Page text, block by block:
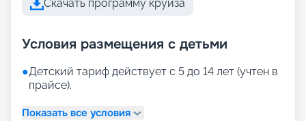
Скачать программу круиза
Условия размещения с детьми
●Детский тариф действует с 5 до 14 лет (учтен в
прайсе).
Показать все условия